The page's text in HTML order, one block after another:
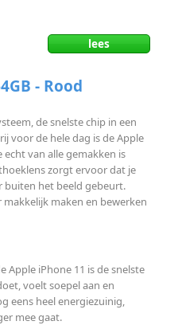
lees
- Rood
de snelste chip in een
voor de hele dag is de Apple
van alle gemakken is
zorgt ervoor dat je
buiten het beeld gebeurt.
makkelijk maken en bewerken
Apple iPhone 11 is de snelste
voelt soepel aan en
eens heel energiezuinig,
mee gaat.